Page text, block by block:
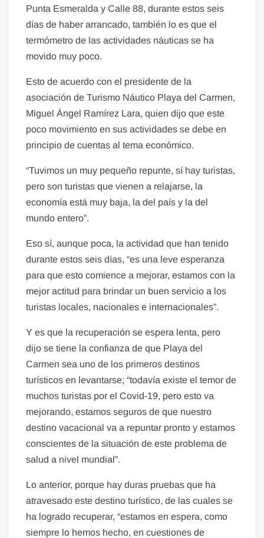
Punta Esmeralda y Calle 88, durante estos seis
días de haber arrancado, también lo es que el
termómetro de las actividades náuticas se ha
movido muy poco.
Esto de acuerdo con el presidente de la
asociación de Turismo Náutico Playa del Carmen,
Miguel Ángel Ramírez Lara, quien dijo que este
poco movimiento en sus actividades se debe en
principio de cuentas al tema económico.
“Tuvimos un muy pequeño repunte, sí hay turistas,
pero son turistas que vienen a relajarse, la
economía está muy baja, la del país y la del
mundo entero”.
Eso sí, aunque poca, la actividad que han tenido
durante estos seis días, “es una leve esperanza
para que esto comience a mejorar, estamos con la
mejor actitud para brindar un buen servicio a los
turistas locales, nacionales e internacionales”.
Y es que la recuperación se espera lenta, pero
dijo se tiene la confianza de que Playa del
Carmen sea uno de los primeros destinos
turísticos en levantarse; “todavía existe el temor de
muchos turistas por el Covid-19, pero esto va
mejorando, estamos seguros de que nuestro
destino vacacional va a repuntar pronto y estamos
conscientes de la situación de este problema de
salud a nivel mundial”.
Lo anterior, porque hay duras pruebas que ha
atravesado este destino turístico, de las cuales se
ha logrado recuperar, “estamos en espera, como
siempre lo hemos hecho, en cuestiones de